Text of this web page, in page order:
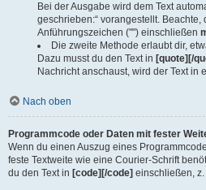
Bei der Ausgabe wird dem Text
geschrieben:“ vorangestellt. Beachte,
Anführungszeichen ("") einschließen
Die zweite Methode erlaubt dir,
Dazu musst du den Text in [quote][/
Nachricht anschaust, wird der Text in
Nach oben
Programmcode oder Daten mit fester
Wenn du einen Auszug eines
feste Textweite wie eine Courier-Schrift
du den Text in [code][/code] einschließen, z.